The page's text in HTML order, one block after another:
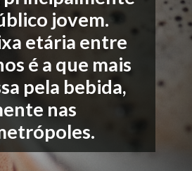
jovem.
etária entre
é a que mais
pela bebida,
nas